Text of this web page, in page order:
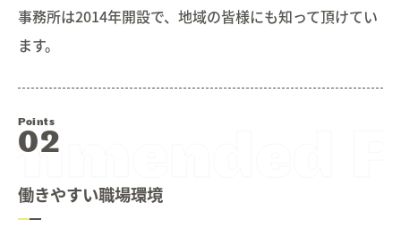
事務所は2014年開設で、地域の皆様にも知って頂けてい
ます。
Points
働きやすい職場環境